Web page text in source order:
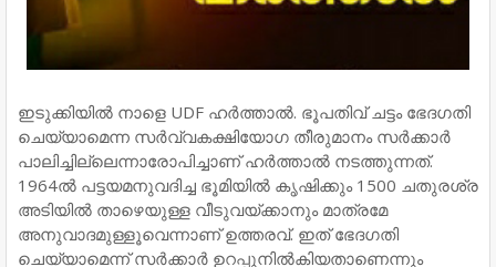
ഇടുക്കിയില്‍ നാളെ UDF ഹർത്താൽ. ഭൂപതിവ് ചട്ടം ഭേദഗതി
ചെയ്യാമെന്ന സർവ്വകക്ഷിയോഗ തീരുമാനം സർക്കാർ
പാലിച്ചില്ലെന്നാരോപിച്ചാണ് ഹർത്താല്‍ നടത്തുന്നത്.
1964ൽ പട്ടയമനുവദിച്ച ഭൂമിയിൽ കൃഷിക്കും 1500 ചതുരശ്ര
അടിയിൽ താഴെയുള്ള വീടുവയ്ക്കാനും മാത്രമേ
അനുവാദമുള്ളൂവെന്നാണ് ഉത്തരവ്. ഇത് ഭേദഗതി
ചെയ്യാമെന്ന് സർക്കാർ ഉറപ്പുനിൽകിയതാണെന്നും